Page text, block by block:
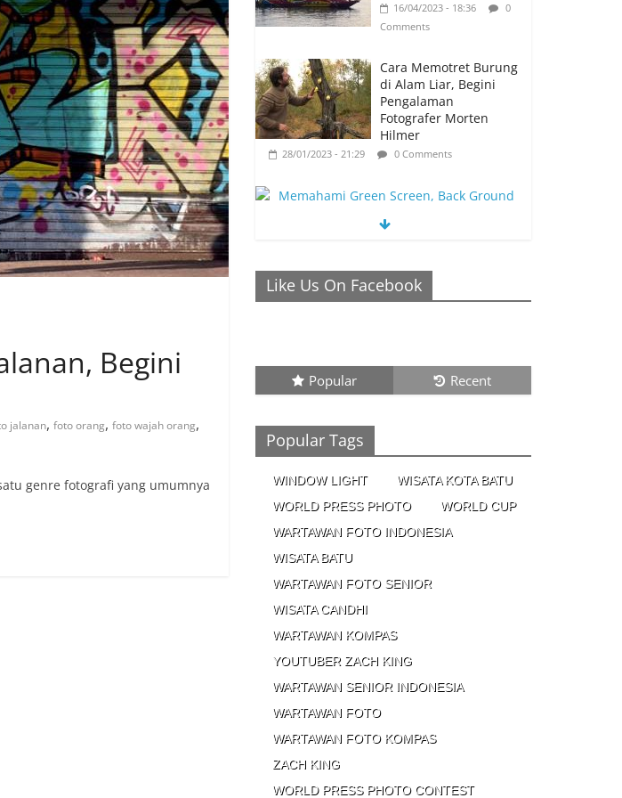
Begini
jalanan, foto orang, foto wajah orang,
genre fotografi yang umumnya
16/04/2023 - 18:36
0
Comments
Cara Memotret Burung
di Alam Liar, Begini
Pengalaman
Fotografer Morten
Hilmer
28/01/2023 - 21:29 0 Comments
Netral yang Bisa Membuat Video Anda
Semakin Menarik
26/01/2023 - 21:04 0 Comments
Ronaldo Istiqomah di Al Nassr, Bersiap di
Pecahkan Rekor Cetak Gol
26/01/2023 - 16:28 0 Comments
Creativepreneur Era
Digital, Dapat Jutaan
04/08/2023 - 09:26 0 Comments
Like Us On Facebook
Popular Recent
Popular Tags
WINDOW LIGHT
WISATA KOTA BATU
WORLD PRESS PHOTO
WORLD CUP
WARTAWAN FOTO INDONESIA
WISATA BATU
WARTAWAN FOTO SENIOR
WISATA CANDHI
WARTAWAN KOMPAS
YOUTUBER ZACH KING
WARTAWAN SENIOR INDONESIA
WARTAWAN FOTO
WARTAWAN FOTO KOMPAS
ZACH KING
WORLD PRESS PHOTO CONTEST